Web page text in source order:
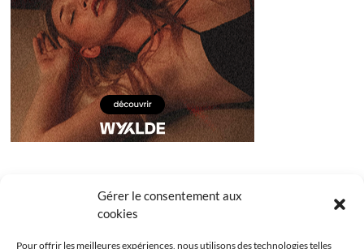
Gérer le consentement aux
cookies
Pour offrir les meilleures expériences, nous utilisons des technologies telles